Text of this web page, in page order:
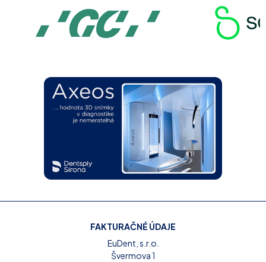
FAKTURAČNÉ ÚDAJE
EuDent, s.r.o.
Švermova 1